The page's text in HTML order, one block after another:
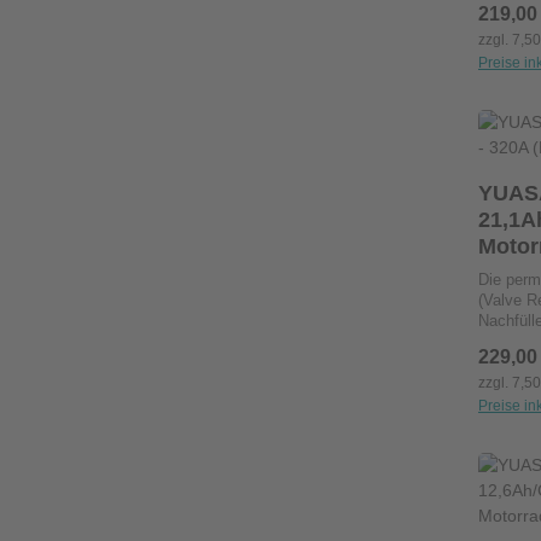
alle
dreimal
219,00
zzgl.
Preise
Die
(Valve
nahezu
dreimal
229,00
zzgl.
Preise